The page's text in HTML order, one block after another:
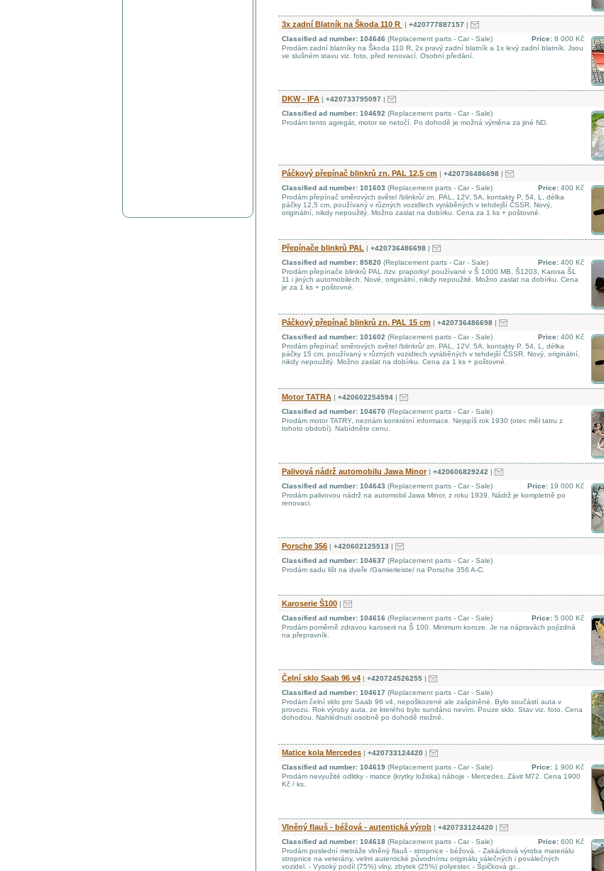
3x zadní Blatník na Škoda 110 R | +420777887157 |
Price: 8 000 Kč
Classified ad number: 104646 (Replacement parts - Car - Sale)
Prodám zadní blatníky na Škoda 110 R, 2x pravý zadní blatník a 1x levý zadní blatník. Jsou
ve slušném stavu viz. foto, před renovací. Osobní předání.
DKW - IFA | +420733795097 |
Classified ad number: 104692 (Replacement parts - Car - Sale)
Prodám tento agregát, motor se netočí. Po dohodě je možná výměna za jiné ND.
Páčkový přepínač blinkrů zn. PAL 12,5 cm | +420736486698 |
Price: 400 Kč
Classified ad number: 101603 (Replacement parts - Car - Sale)
Prodám přepínač směrových světel /blinkrů/ zn. PAL, 12V, 5A, kontakty P, 54, L, délka
páčky 12,5 cm, používaný v různých vozidlech vyráběných v tehdejší ČSSR. Nový,
originální, nikdy nepoužitý. Možno zaslat na dobírku. Cena za 1 ks + poštovné.
Přepínače blinkrů PAL | +420736486698 |
Price: 400 Kč
Classified ad number: 85820 (Replacement parts - Car - Sale)
Prodám přepínače blinkrů PAL /tzv. praporky/ používané v Š 1000 MB, Š1203, Karosa ŠL
11 i jiných automobilech. Nové, originální, nikdy nepoužité. Možno zaslat na dobírku. Cena
je za 1 ks + poštovné.
Páčkový přepínač blinkrů zn. PAL 15 cm | +420736486698 |
Price: 400 Kč
Classified ad number: 101602 (Replacement parts - Car - Sale)
Prodám přepínač směrových světel /blinkrů/ zn. PAL, 12V, 5A, kontakty P, 54, L, délka
páčky 15 cm, používaný v různých vozidlech vyráběných v tehdejší ČSSR. Nový, originální,
nikdy nepoužitý. Možno zaslat na dobírku. Cena za 1 ks + poštovné.
Motor TATRA | +420602254594 |
Classified ad number: 104670 (Replacement parts - Car - Sale)
Prodám motor TATRY, neznám konkrétní informace. Nejspíš rok 1930 (otec měl tatru z
tohoto období). Nabídněte cenu.
Palivová nádrž automobilu Jawa Minor | +420606829242 |
Price: 19 000 Kč
Classified ad number: 104643 (Replacement parts - Car - Sale)
Prodám palivovou nádrž na automobil Jawa Minor, z roku 1939. Nádrž je kompletně po
renovaci.
Porsche 356 | +420602125513 |
Classified ad number: 104637 (Replacement parts - Car - Sale)
Prodám sadu lišt na dveře /Gamierleiste/ na Porsche 356 A-C.
Karoserie Š100 |
Price: 5 000 Kč
Classified ad number: 104616 (Replacement parts - Car - Sale)
Prodám poměrně zdravou karoserii na Š 100. Minimum koroze. Je na nápravách pojízdná
na přepravník.
Čelní sklo Saab 96 v4 | +420724526255 |
Classified ad number: 104617 (Replacement parts - Car - Sale)
Prodám čelní sklo pro Saab 96 v4, nepoškozené ale zašpiněné. Bylo součástí auta v
provozu. Rok výroby auta, ze kterého bylo sundáno nevím. Pouze sklo. Stav viz. foto. Cena
dohodou. Nahlédnutí osobně po dohodě možné.
Matice kola Mercedes | +420733124420 |
Price: 1 900 Kč
Classified ad number: 104619 (Replacement parts - Car - Sale)
Prodám nevyužité odlitky - matice (krytky ložiska) náboje - Mercedes. Závit M72. Cena 1900
Kč / ks.
Vlněný flauš - béžová - autentická výrob | +420733124420 |
Price: 600 Kč
Classified ad number: 104618 (Replacement parts - Car - Sale)
Prodám poslední metráže vlněný flauš - stropnice - béžová. - Zakázková výroba materiálu
stropnice na veterány, velmi autentické původnímu originálu válečných i poválečných
vozidel. - Vysoký podíl (75%) vlny, zbytek (25%) polyester. - Špičková gr...